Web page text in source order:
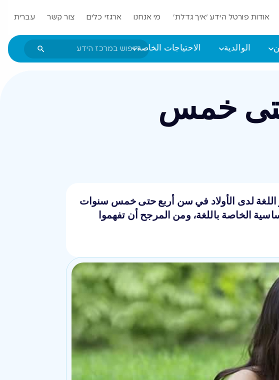
אודות פורטל הידע ‘איך גדלת’ מי אנחנו ארגזי כלים צור קשר עברית
الوالدية الاحتياجات الخاصة
خمس
اللغة لدى الأولاد في سن أربع حتى خمس سنوات
الخاصة باللغة، ومن المرجح أن تفهموا